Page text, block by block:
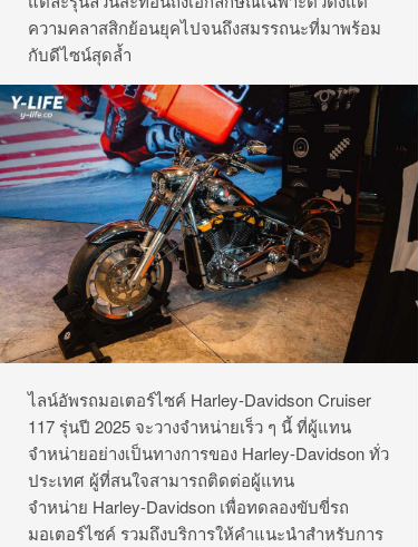
ความคลาสสิกย้อนยุคไปจนถึงสมรรถนะที่มาพร้อม
กับดีไซน์สุดล้ำ
ไลน์อัพรถมอเตอร์ไซค์ Harley-Davidson Cruiser
117 รุ่นปี 2025 จะวางจำหน่ายเร็ว ๆ นี้ ที่ผู้แทน
จำหน่ายอย่างเป็นทางการของ Harley-Davidson ทั่ว
ประเทศ ผู้ที่สนใจสามารถติดต่อผู้แทน
จำหน่าย Harley-Davidson เพื่อทดลองขับขี่รถ
มอเตอร์ไซค์ รวมถึงบริการให้คำแนะนำสำหรับการ